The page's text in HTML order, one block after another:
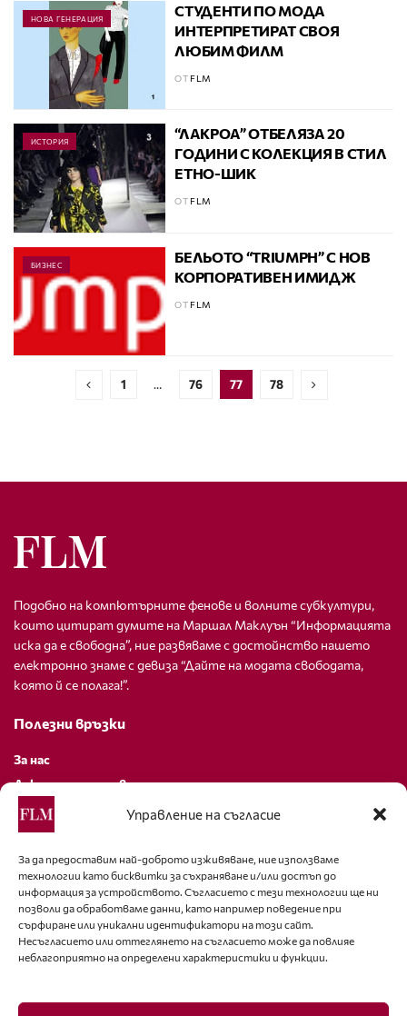
Управление на съгласие
За да предоставим най-доброто изживяване, ние използваме
технологии като бисквитки за съхраняване и/или достъп до
информация за устройството. Съгласието с тези технологии ще ни
позволи да обработваме данни, като например поведение при
сърфиране или уникални идентификатори на този сайт.
Несъгласието или оттеглянето на съгласието може да повлияе
неблагоприятно на определени характеристики и функции.
НОВА ГЕНЕРАЦИЯ
СТУДЕНТИ ПО МОДА
ИНТЕРПРЕТИРАТ СВОЯ
ЛЮБИМ ФИЛМ
ОТ FLM
ИСТОРИЯ
“ЛАКРОА” ОТБЕЛЯЗА 20
ГОДИНИ С КОЛЕКЦИЯ В СТИЛ
ЕТНО-ШИК
ОТ FLM
БИЗНЕС
БЕЛЬОТО “TRIUMPH” С НОВ
КОРПОРАТИВЕН ИМИДЖ
ОТ FLM
1 … 76 77 78
Подобно на компютърните фенове и волните субкултури,
които цитират думите на Маршал Маклуън “Информацията
иска да е свободна”, ние развяваме с достойнство нашето
електронно знаме с девиза “Дайте на модата свободата,
която й се полага!”.
Полезни връзки
За нас
Декларация за поверителност
Политика за бисквитки
За контакти
editor@fashion-lifestyle.net
+359 88 227 33 47
Последвайте ни
Facebook